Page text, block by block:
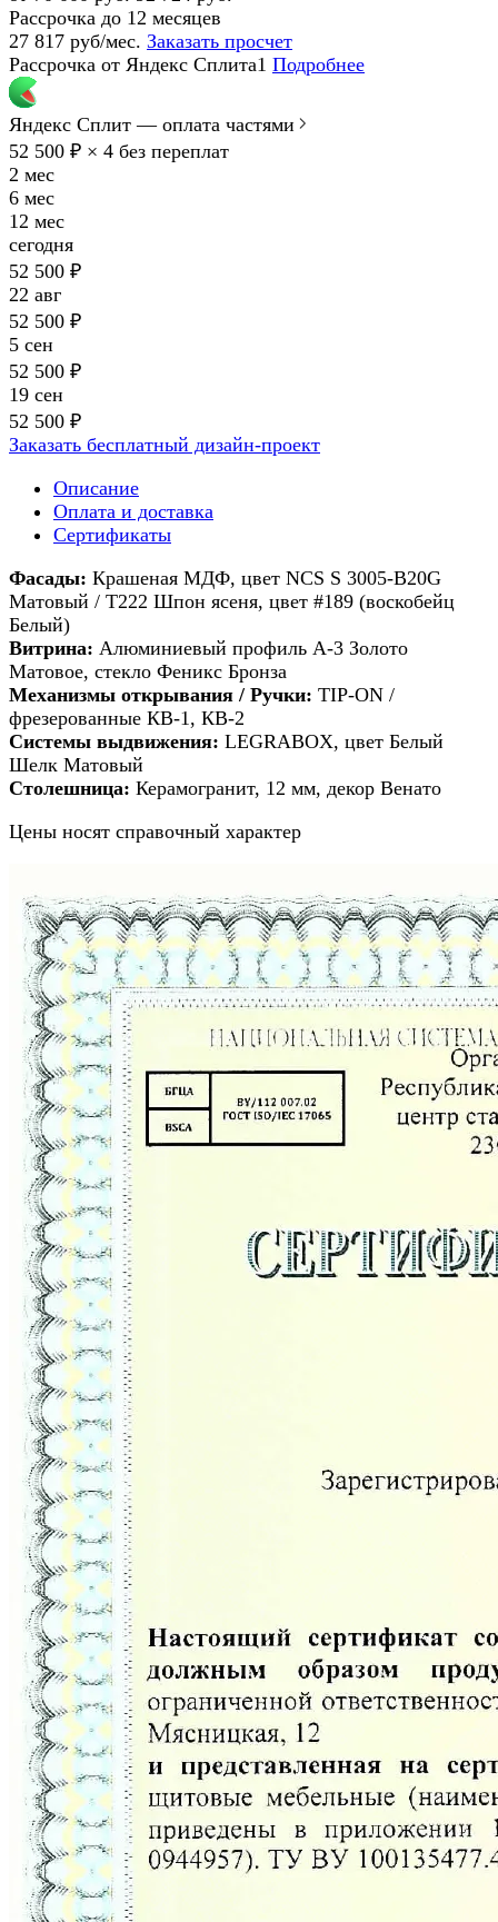
Рассрочка до 12 месяцев
27 817 руб/мес. Заказать просчет
Рассрочка от Яндекс Сплита1 Подробнее
Яндекс Сплит — оплата частями
52 500 ₽ × 4 без переплат
2 мес
6 мес
12 мес
сегодня
52 500 ₽
22 авг
52 500 ₽
5 сен
52 500 ₽
19 сен
52 500 ₽
Заказать бесплатный дизайн-проект
Описание
Оплата и доставка
Сертификаты
Фасады: Крашеная МДФ, цвет NCS S 3005-B20G
Матовый / T222 Шпон ясеня, цвет #189 (воскобейц
Белый)
Витрина: Алюминиевый профиль А-3 Золото
Матовое, стекло Феникс Бронза
Механизмы открывания / Ручки: TIP-ON /
фрезерованные КВ-1, КВ-2
Системы выдвижения: LEGRABOX, цвет Белый
Шелк Матовый
Столешница: Керамогранит, 12 мм, декор Венато
Цены носят справочный характер